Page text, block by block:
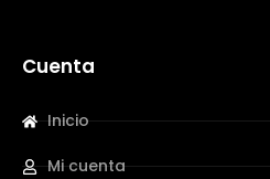
Cuenta
Inicio
Mi cuenta